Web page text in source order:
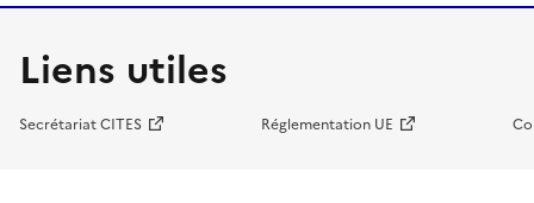
Liens utiles
Secrétariat CITES Réglementation UE